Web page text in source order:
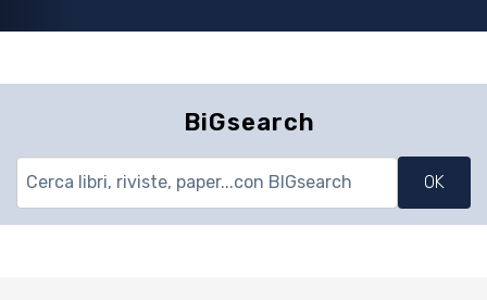
BiGsearch